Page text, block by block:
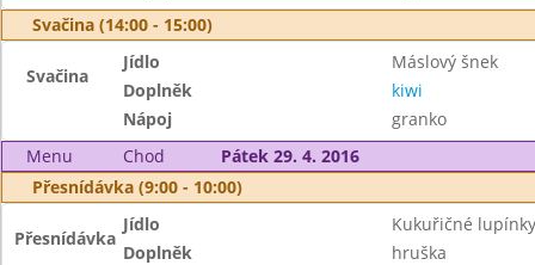
Svačina (14:00 - 15:00)
Svačina
Jídlo
Máslový šnek
Doplněk
kiwi
Nápoj
granko
Menu
Chod
Pátek 29. 4. 2016
Přesnídávka (9:00 - 10:00)
Přesnídávka
Jídlo
Kukuřičné lupínky
Doplněk
hruška